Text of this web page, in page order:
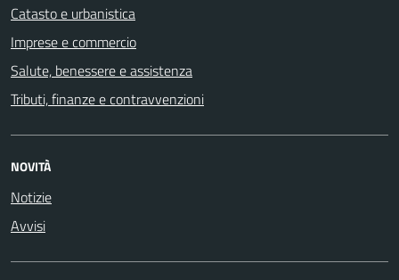
Catasto e urbanistica
Imprese e commercio
Salute, benessere e assistenza
Tributi, finanze e contravvenzioni
NOVITÀ
Notizie
Avvisi